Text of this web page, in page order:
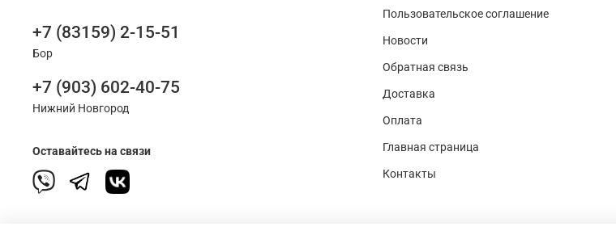
Пользовательское соглашение
Новости
Обратная связь
Доставка
Оплата
Главная страница
Контакты
+7 (83159) 2-15-51
Бор
+7 (903) 602-40-75
Нижний Новгород
Оставайтесь на связи